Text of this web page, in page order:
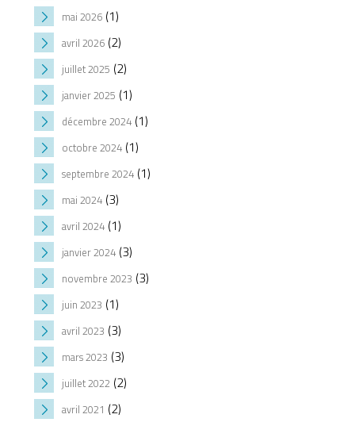
mai 2026(1)
avril 2026(2)
juillet 2025 (2)
janvier 2025 (1)
décembre 2024(1)
octobre 2024(1)
septembre 2024(1)
mai 2024(3)
avril 2024(1)
janvier 2024(3)
novembre 2023 (3)
juin 2023 (1)
avril 2023 (3)
mars 2023 (3)
juillet 2022 (2)
avril 2021 (2)